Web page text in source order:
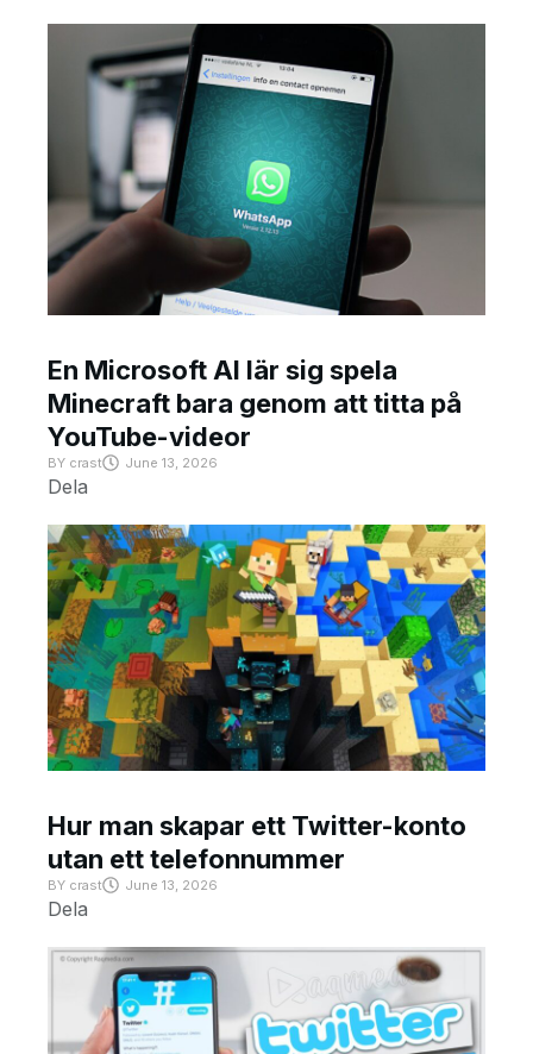
En Microsoft AI lär sig spela
Minecraft bara genom att titta på
YouTube-videor
BY crast June 13, 2026
Dela
Hur man skapar ett Twitter-konto
utan ett telefonnummer
BY crast June 13, 2026
Dela